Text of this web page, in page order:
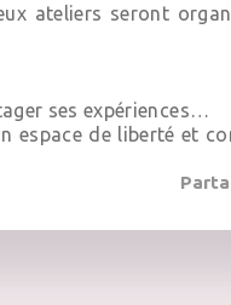
ateliers seront
ses expériences…
espace de liberté et